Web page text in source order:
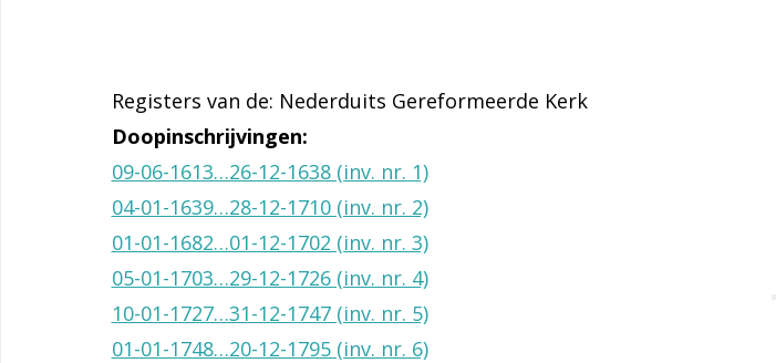
Registers van de: Nederduits Gereformeerde Kerk
Doopinschrijvingen:
09-06-1613…26-12-1638 (inv. nr. 1)
04-01-1639…28-12-1710 (inv. nr. 2)
01-01-1682…01-12-1702 (inv. nr. 3)
05-01-1703…29-12-1726 (inv. nr. 4)
10-01-1727…31-12-1747 (inv. nr. 5)
01-01-1748…20-12-1795 (inv. nr. 6)